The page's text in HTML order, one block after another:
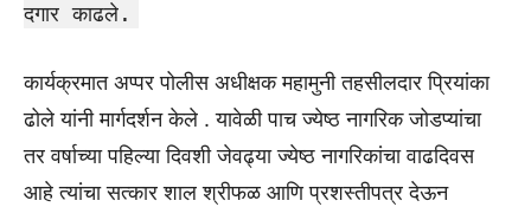
दगार काढले.
कार्यक्रमात अप्पर पोलीस अधीक्षक महामुनी तहसीलदार प्रियांका
ढोले यांनी मार्गदर्शन केले . यावेळी पाच ज्येष्ठ नागरिक जोडप्यांचा
तर वर्षाच्या पहिल्या दिवशी जेवढ्या ज्येष्ठ नागरिकांचा वाढदिवस
आहे त्यांचा सत्कार शाल श्रीफळ आणि प्रशस्तीपत्र देऊन